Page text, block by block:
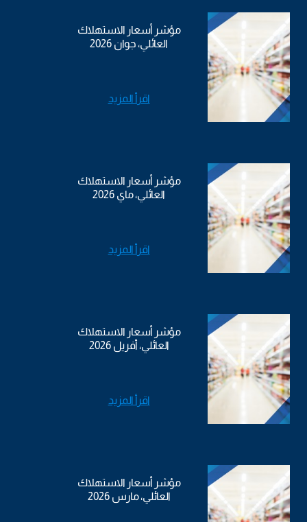
مؤشر أسعار الاستهلاك
العائلي، جوان 2026
اقرأ المزيد
مؤشر أسعار الاستهلاك
العائلي، ماي 2026
اقرأ المزيد
مؤشر أسعار الاستهلاك
العائلي، أفريل 2026
اقرأ المزيد
مؤشر أسعار الاستهلاك
العائلي، مارس 2026